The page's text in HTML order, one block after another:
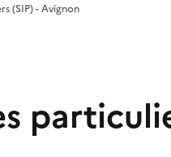
(SIP) - Avignon